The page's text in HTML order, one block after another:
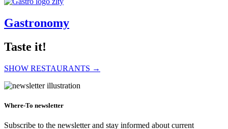
Gastronomy
Taste it!
SHOW RESTAURANTS →
Zákusok Ferrero
Where-To newsletter
Subscribe to the newsletter and stay informed about current